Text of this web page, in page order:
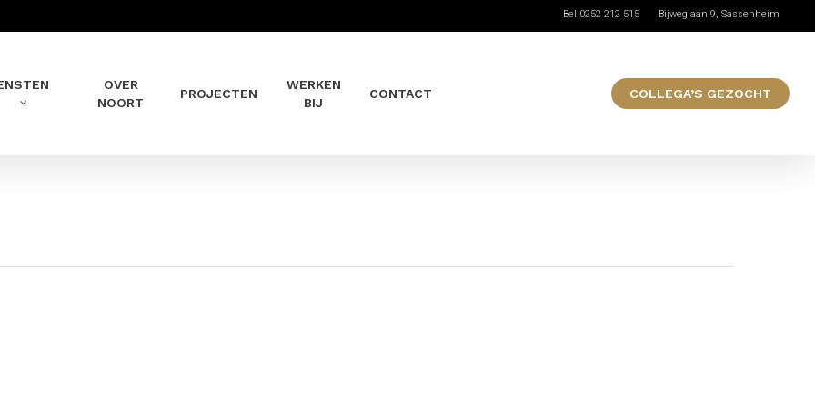
Bel 0252 212 515 Bijweglaan 9, Sassenheim
OVER
NOORT
PROJECTEN
WERKEN
BIJ
CONTACT COLLEGA’S GEZOCHT